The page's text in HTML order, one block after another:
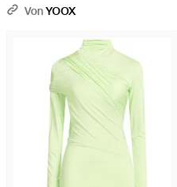
VonYOOX